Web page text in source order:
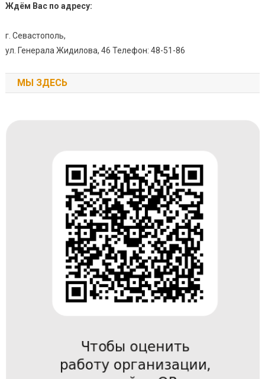
Ждём Вас по адресу:
г. Севастополь,
ул. Генерала Жидилова, 46 Телефон: 48-51-86
МЫ ЗДЕСЬ